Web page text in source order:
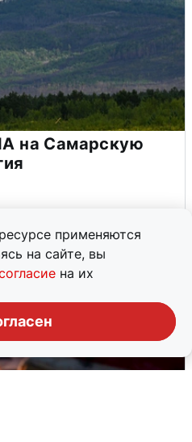
применяются
на сайте, вы
на их
на Самарскую